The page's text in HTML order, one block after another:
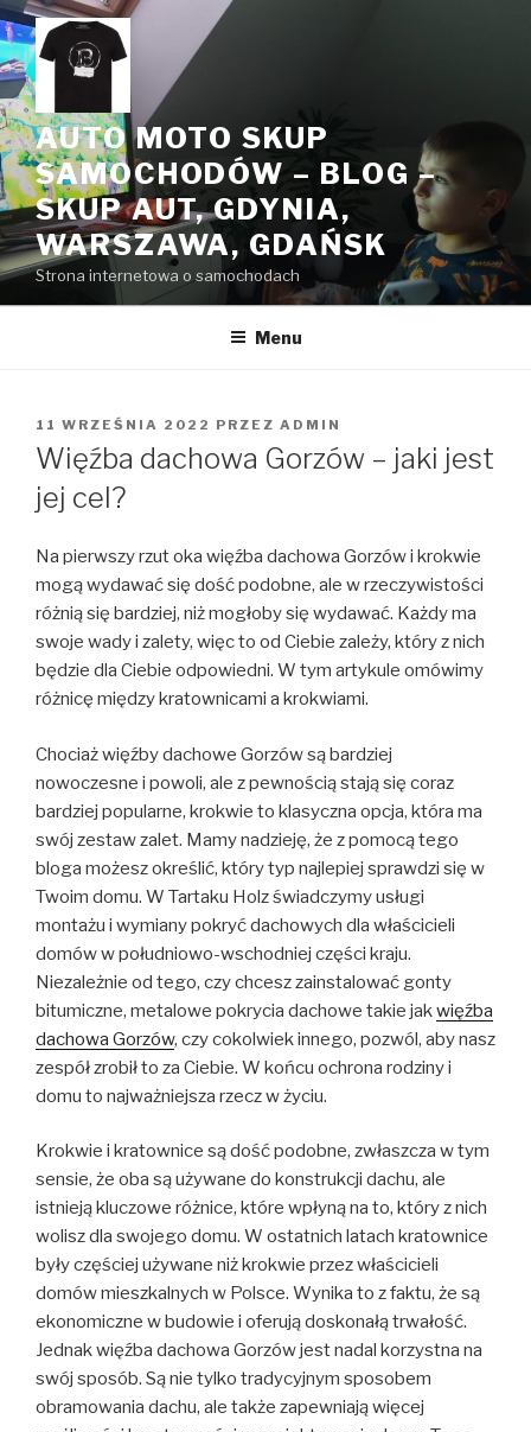
Przeskocz
do
treści
AUTO MOTO SKUP
SAMOCHODÓW – BLOG –
SKUP AUT, GDYNIA,
WARSZAWA, GDAŃSK
Strona internetowa o samochodach
Menu
OPUBLIKOWANE
W
11 WRZEŚNIA 2022 PRZEZ ADMIN
Więźba dachowa Gorzów – jaki jest
jej cel?
Na pierwszy rzut oka więźba dachowa Gorzów i krokwie
mogą wydawać się dość podobne, ale w rzeczywistości
różnią się bardziej, niż mogłoby się wydawać. Każdy ma
swoje wady i zalety, więc to od Ciebie zależy, który z nich
będzie dla Ciebie odpowiedni. W tym artykule omówimy
różnicę między kratownicami a krokwiami.
Chociaż więźby dachowe Gorzów są bardziej
nowoczesne i powoli, ale z pewnością stają się coraz
bardziej popularne, krokwie to klasyczna opcja, która ma
swój zestaw zalet. Mamy nadzieję, że z pomocą tego
bloga możesz określić, który typ najlepiej sprawdzi się w
Twoim domu. W Tartaku Holz świadczymy usługi
montażu i wymiany pokryć dachowych dla właścicieli
domów w południowo-wschodniej części kraju.
Niezależnie od tego, czy chcesz zainstalować gonty
bitumiczne, metalowe pokrycia dachowe takie jakwięźba
dachowa Gorzów, czy cokolwiek innego, pozwól, aby nasz
zespół zrobił to za Ciebie. W końcu ochrona rodziny i
domu to najważniejsza rzecz w życiu.
Krokwie i kratownice są dość podobne, zwłaszcza w tym
sensie, że oba są używane do konstrukcji dachu, ale
istnieją kluczowe różnice, które wpłyną na to, który z nich
wolisz dla swojego domu. W ostatnich latach kratownice
były częściej używane niż krokwie przez właścicieli
domów mieszkalnych w Polsce. Wynika to z faktu, że są
ekonomiczne w budowie i oferują doskonałą trwałość.
Jednak więźba dachowa Gorzów jest nadal korzystna na
swój sposób. Są nie tylko tradycyjnym sposobem
obramowania dachu, ale także zapewniają więcej